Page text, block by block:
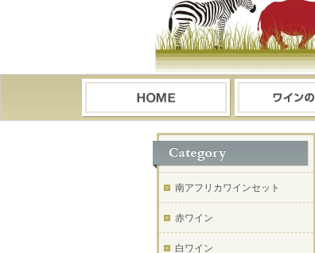
南アフリカワインセット
赤ワイン
白ワイン